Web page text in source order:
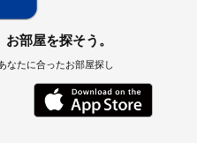
部屋を探そう。
なたに合ったお部屋探し